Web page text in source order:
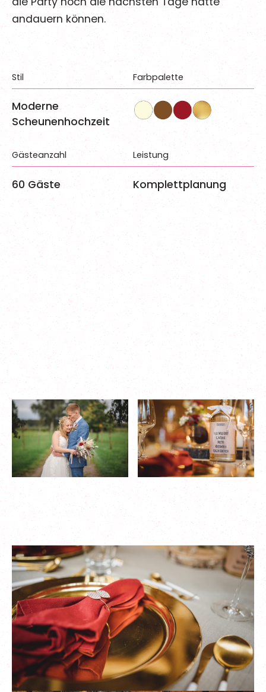
andauern können.
Stil
Moderne
Scheunenhochzeit
Farbpalette
Gästeanzahl
60 Gäste
Leistung
Komplettplanung